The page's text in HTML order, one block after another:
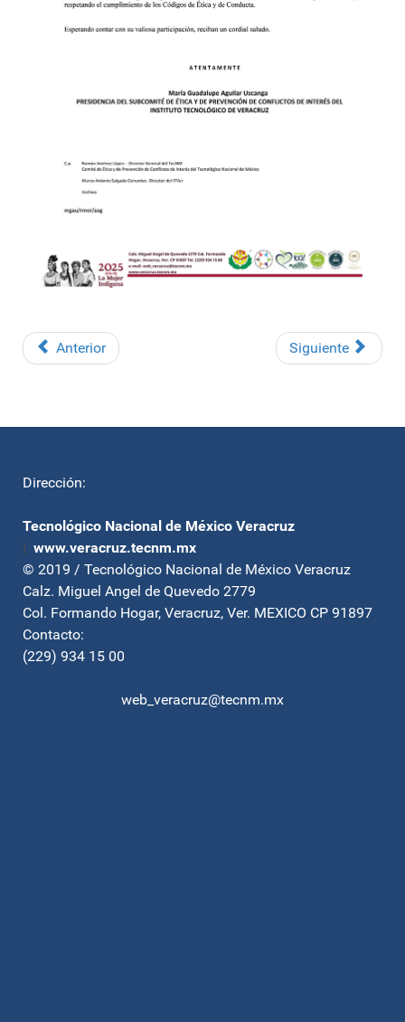
Anterior Siguiente
Dirección:
Tecnológico Nacional de México Veracruz
| www.veracruz.tecnm.mx
© 2019 / Tecnológico Nacional de México Veracruz
Calz. Miguel Angel de Quevedo 2779
Col. Formando Hogar, Veracruz, Ver. MEXICO CP 91897
Contacto:
(229) 934 15 00
web_veracruz@tecnm.mx